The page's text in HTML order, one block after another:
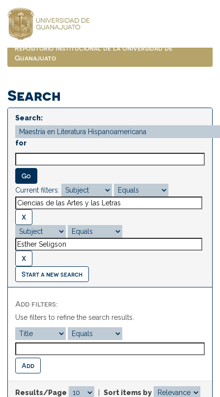
navigation
Repositorio Institucional de la Universidad de
Guanajuato
Search
Search:
for
Current filters:
Start a new search
Add filters:
Use filters to refine the search results.
Results/Page
Sort items by